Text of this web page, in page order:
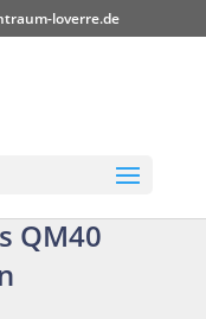
loverre.de
QM40